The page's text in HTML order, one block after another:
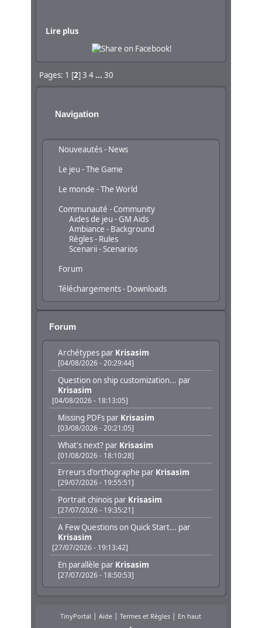
Navigation
Nouveautés - News
Le jeu - The Game
Le monde - The World
Communauté - Community
Aides de jeu - GM Aids
Ambiance - Background
Règles - Rules
Scenarii - Scenarios
Forum
Téléchargements - Downloads
Forum
Archétypes par Krisasim
[04/08/2026 - 20:29:44]
Question on ship customization... par
Krisasim
[04/08/2026 - 18:13:05]
Missing PDFs par Krisasim
[03/08/2026 - 20:21:05]
What's next? par Krisasim
[01/08/2026 - 18:10:28]
Erreurs d'orthographe par Krisasim
[29/07/2026 - 19:55:51]
Portrait chinois par Krisasim
[27/07/2026 - 19:35:21]
A Few Questions on Quick Start... par
Krisasim
[27/07/2026 - 19:13:42]
En parallèle par Krisasim
[27/07/2026 - 18:50:53]
Lire plus
Pages: 1 [2]3 4 ...30
TinyPortal |Aide |Termes et Règles | En haut